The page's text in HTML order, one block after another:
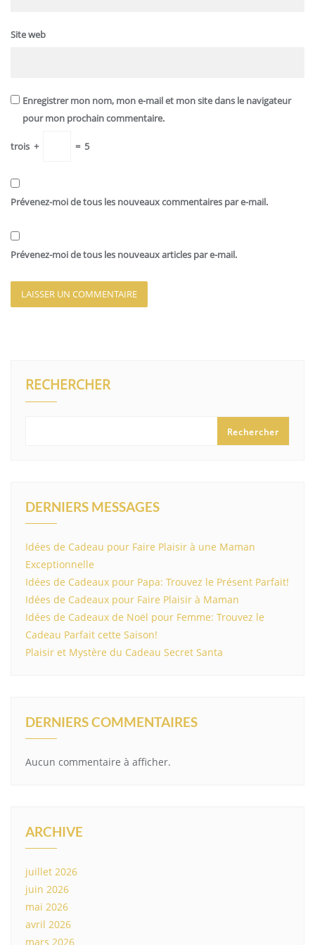
Site web
Enregistrer mon nom, mon e-mail et mon site dans le navigateur
pour mon prochain commentaire.
trois + = 5
Prévenez-moi de tous les nouveaux commentaires par e-mail.
Prévenez-moi de tous les nouveaux articles par e-mail.
RECHERCHER
Rechercher
DERNIERS MESSAGES
Idées de Cadeau pour Faire Plaisir à une Maman
Exceptionnelle
Idées de Cadeaux pour Papa: Trouvez le Présent Parfait!
Idées de Cadeaux pour Faire Plaisir à Maman
Idées de Cadeaux de Noël pour Femme: Trouvez le
Cadeau Parfait cette Saison!
Plaisir et Mystère du Cadeau Secret Santa
DERNIERS COMMENTAIRES
Aucun commentaire à afficher.
ARCHIVE
juillet 2026
juin 2026
mai 2026
avril 2026
mars 2026